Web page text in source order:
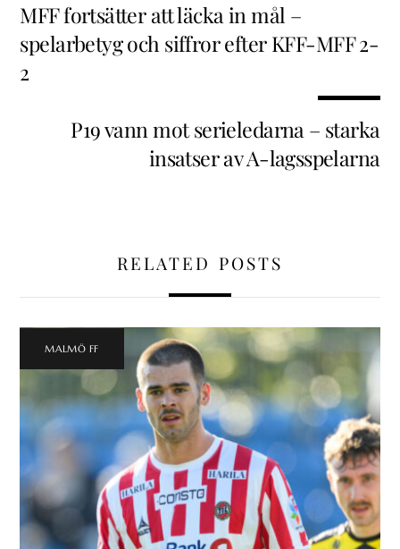
MFF fortsätter att läcka in mål –
spelarbetyg och siffror efter KFF-MFF 2-
2
P19 vann mot serieledarna – starka
insatser av A-lagsspelarna
RELATED POSTS
MALMÖ FF